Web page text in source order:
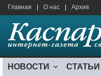
Главная О нас Архив
НОВОСТИ СТАТЬИ